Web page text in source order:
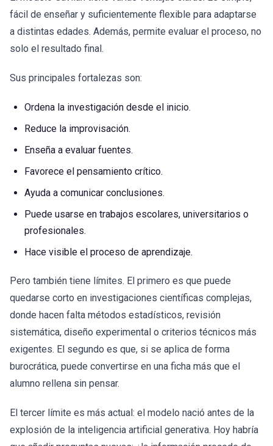
fácil de enseñar y suficientemente flexible para adaptarse
a distintas edades. Además, permite evaluar el proceso, no
solo el resultado final.
Sus principales fortalezas son:
Ordena la investigación desde el inicio.
Reduce la improvisación.
Enseña a evaluar fuentes.
Favorece el pensamiento crítico.
Ayuda a comunicar conclusiones.
Puede usarse en trabajos escolares, universitarios o
profesionales.
Hace visible el proceso de aprendizaje.
Pero también tiene límites. El primero es que puede
quedarse corto en investigaciones científicas complejas,
donde hacen falta métodos estadísticos, revisión
sistemática, diseño experimental o criterios técnicos más
exigentes. El segundo es que, si se aplica de forma
burocrática, puede convertirse en una ficha más que el
alumno rellena sin pensar.
El tercer límite es más actual: el modelo nació antes de la
explosión de la inteligencia artificial generativa. Hoy habría